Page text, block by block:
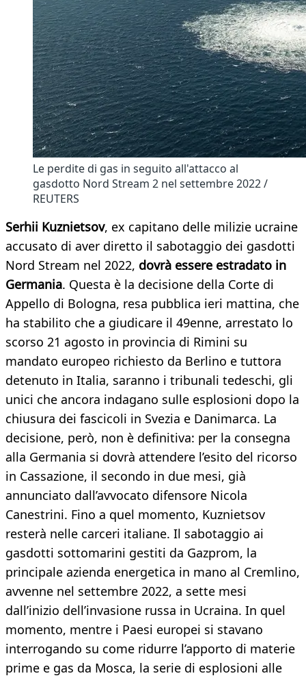
Le perdite di gas in seguito all'attacco al
gasdotto Nord Stream 2 nel settembre 2022 /
REUTERS
Serhii Kuznietsov, ex capitano delle milizie ucraine
accusato di aver diretto il sabotaggio dei gasdotti
Nord Stream nel 2022, dovrà essere estradato in
Germania. Questa è la decisione della Corte di
Appello di Bologna, resa pubblica ieri mattina, che
ha stabilito che a giudicare il 49enne, arrestato lo
scorso 21 agosto in provincia di Rimini su
mandato europeo richiesto da Berlino e tuttora
detenuto in Italia, saranno i tribunali tedeschi, gli
unici che ancora indagano sulle esplosioni dopo la
chiusura dei fascicoli in Svezia e Danimarca. La
decisione, però, non è definitiva: per la consegna
alla Germania si dovrà attendere l’esito del ricorso
in Cassazione, il secondo in due mesi, già
annunciato dall’avvocato difensore Nicola
Canestrini. Fino a quel momento, Kuznietsov
resterà nelle carceri italiane. Il sabotaggio ai
gasdotti sottomarini gestiti da Gazprom, la
principale azienda energetica in mano al Cremlino,
avvenne nel settembre 2022, a sette mesi
dall’inizio dell’invasione russa in Ucraina. In quel
momento, mentre i Paesi europei si stavano
interrogando su come ridurre l’apporto di materie
prime e gas da Mosca, la serie di esplosioni alle